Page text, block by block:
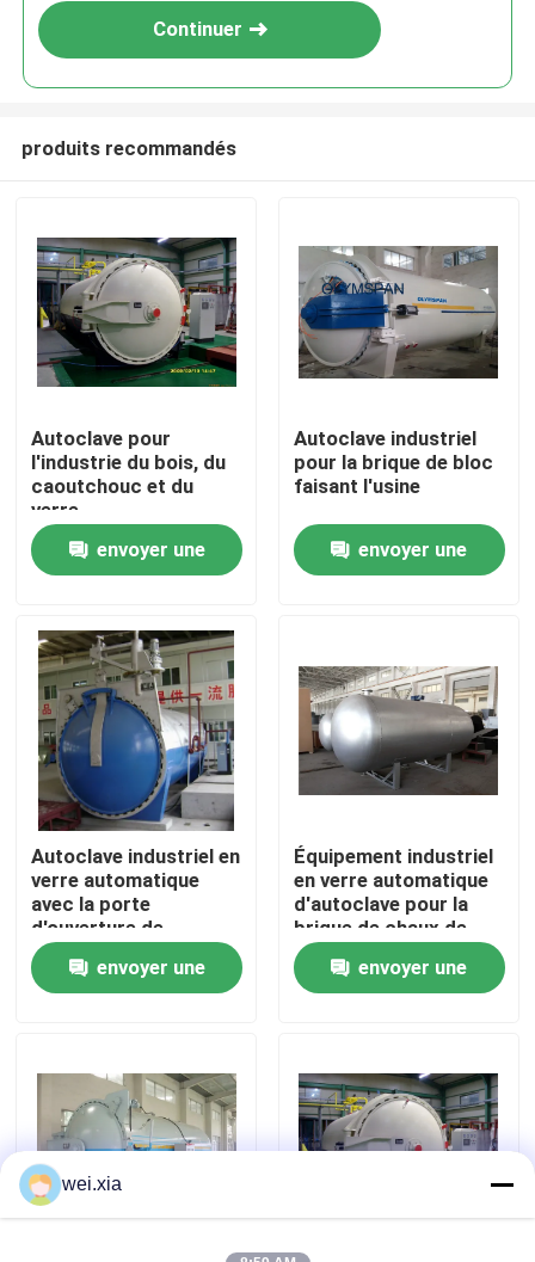
À la maison
Produits
Vidéos
À propos de nous
Visite de l'usine
Contrôle de la qualité
Nouvelles
Les affaires
Continuer
produits recommandés
Autoclave pour
l'industrie du bois, du
caoutchouc et du
verre
envoyer une
Autoclave industriel
pour la brique de bloc
faisant l'usine
envoyer une
Autoclave industriel en
verre automatique
avec la porte
d'ouverture de
pression hydraulique
envoyer une
Équipement industriel
en verre automatique
d'autoclave pour la
brique de chaux de
sable de vapeur
envoyer une
wei.xia